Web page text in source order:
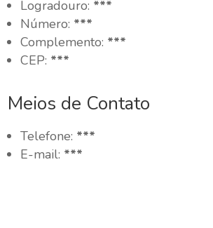
Logradouro: ***
Número: ***
Complemento: ***
CEP: ***
Meios de Contato
Telefone: ***
E-mail: ***